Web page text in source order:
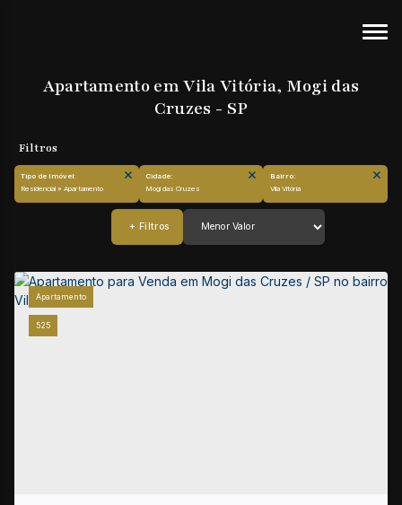
Apartamento em Vila Vitória, Mogi das
Cruzes - SP
Residencial » Apartamento
Mogi das Cruzes
Vila Vitória
525
Apartamento